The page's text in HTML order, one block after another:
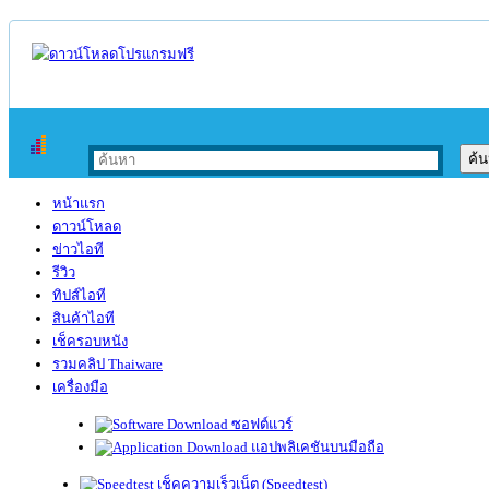
หน้าแรก
ดาวน์โหลด
ข่าวไอที
รีวิว
ทิปส์ไอที
สินค้าไอที
เช็ครอบหนัง
รวมคลิป Thaiware
เครื่องมือ
ซอฟต์แวร์
แอปพลิเคชันบนมือถือ
เช็คความเร็วเน็ต (Speedtest)